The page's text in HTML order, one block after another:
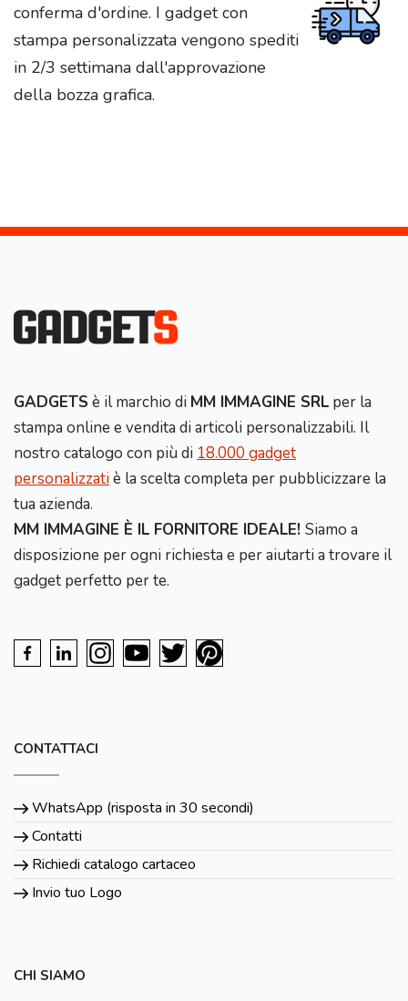
conferma d'ordine. I gadget con
stampa personalizzata vengono spediti
in 2/3 settimana dall'approvazione
della bozza grafica.
GADGETS è il marchio di MM IMMAGINE SRL per la
stampa online e vendita di articoli personalizzabili. Il
nostro catalogo con più di 18.000 gadget
personalizzatiè la scelta completa per pubblicizzare la
tua azienda.
MM IMMAGINE È IL FORNITORE IDEALE! Siamo a
disposizione per ogni richiesta e per aiutarti a trovare il
gadget perfetto per te.
CONTATTACI
WhatsApp (risposta in 30 secondi)
Contatti
Richiedi catalogo cartaceo
Invio tuo Logo
CHI SIAMO